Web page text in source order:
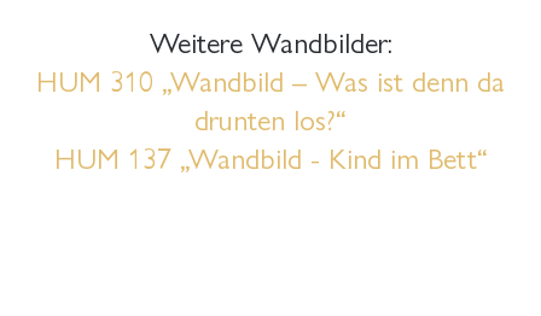
Weitere Wandbilder:
HUM 310 „Wandbild – Was ist denn da
drunten los?“
HUM 137 „Wandbild - Kind im Bett“